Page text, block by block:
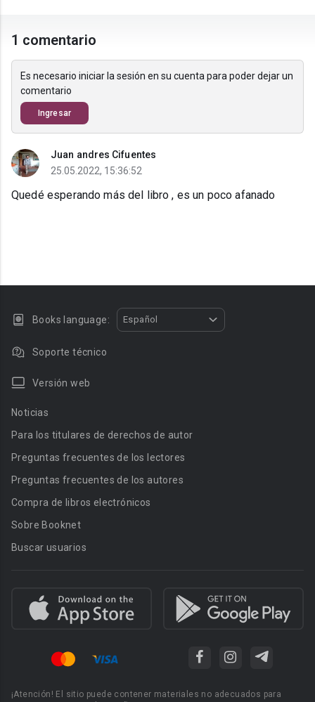
1 comentario
Es necesario iniciar la sesión en su cuenta para poder dejar un
comentario
Ingresar
Juan andres Cifuentes
25.05.2022, 15:36:52
Quedé esperando más del libro , es un poco afanado
Books language: Español
Soporte técnico
Versión web
Noticias
Para los titulares de derechos de autor
Preguntas frecuentes de los lectores
Preguntas frecuentes de los autores
Compra de libros electrónicos
Sobre Booknet
Buscar usuarios
¡Atención! El sitio puede contener materiales no adecuados para